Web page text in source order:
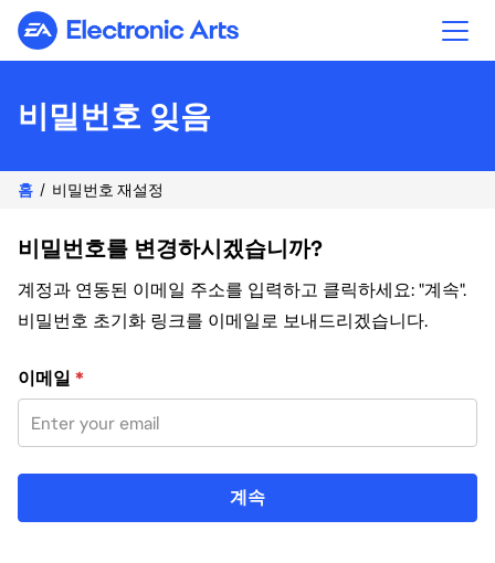
Electronic Arts
비밀번호 잊음
홈 비밀번호 재설정
비밀번호를 변경하시겠습니까?
계정과 연동된 이메일 주소를 입력하고 클릭하세요: "계속".
비밀번호 초기화 링크를 이메일로 보내드리겠습니다.
이메일 주소로 비밀번호 재설정
이메일 *
계속